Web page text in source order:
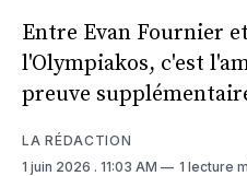
Entre Evan Fournier
l'Olympiakos, c'est
preuve
LA RÉDACTION
1 juin 2026 . 11:03 AM 1 lecture